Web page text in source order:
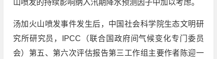
山喷发的持续影响纳入汛期降水预测因子中加以考虑。
汤加火山喷发事件发生后，中国社会科学院生态文明研
究所研究员，IPCC（联合国政府间气候变化专门委员
会）第五、第六次评估报告第三工作组主要作者陈迎一